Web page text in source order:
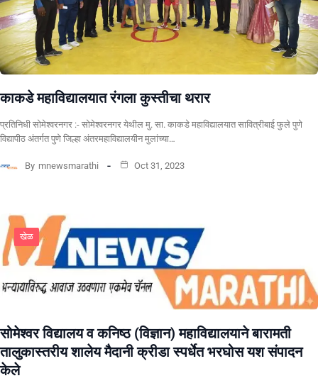
काकडे महाविद्यालयात रंगला कुस्तीचा थरार
प्रतिनिधी सोमेश्वरनगर :- सोमेश्वरनगर येथील मु. सा. काकडे महाविद्यालयात सावित्रीबाई फुले पुणे
विद्यापीठ अंतर्गत पुणे जिल्हा अंतरमहाविद्यालयीन मुलांच्या…
By mnewsmarathi Oct 31, 2023
खेळ
सोमेश्वर विद्यालय व कनिष्ठ (विज्ञान) महाविद्यालयाने बारामती
तालुकास्तरीय शालेय मैदानी क्रीडा स्पर्धेत भरघोस यश संपादन
केले